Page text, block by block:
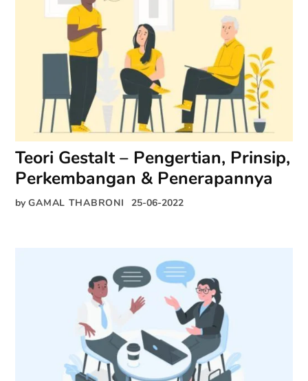
Teori Gestalt – Pengertian, Prinsip,
Perkembangan & Penerapannya
by GAMAL THABRONI 25-06-2022